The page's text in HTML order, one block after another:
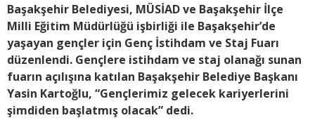
Başakşehir Belediyesi, MÜSİAD ve Başakşehir İlçe
Milli Eğitim Müdürlüğü işbirliği ile Başakşehir’de
yaşayan gençler için Genç İstihdam ve Staj Fuarı
düzenlendi. Gençlere istihdam ve staj olanağı sunan
fuarın açılışına katılan Başakşehir Belediye Başkanı
Yasin Kartoğlu, “Gençlerimiz gelecek kariyerlerini
şimdiden başlatmış olacak” dedi.